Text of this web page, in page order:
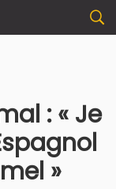
: « Je
»